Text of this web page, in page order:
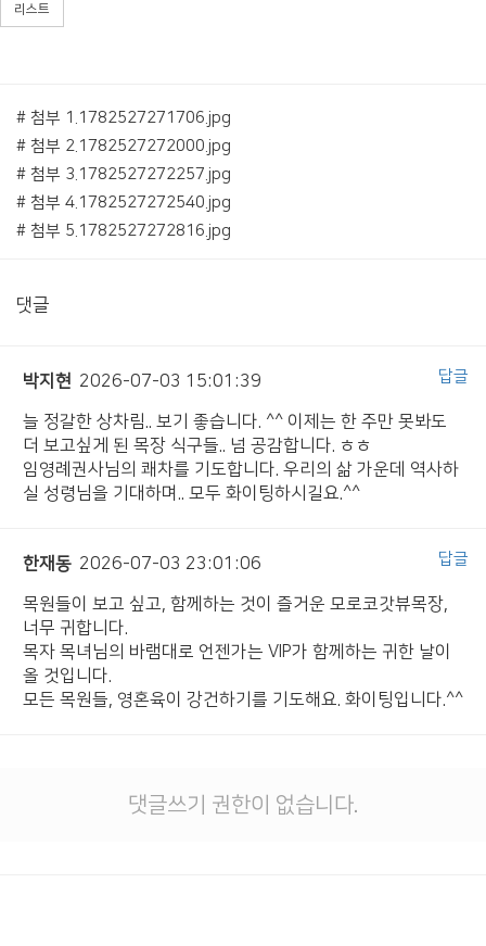
리스트
# 첨부 1.1782527271706.jpg
# 첨부 2.1782527272000.jpg
# 첨부 3.1782527272257.jpg
# 첨부 4.1782527272540.jpg
# 첨부 5.1782527272816.jpg
댓글
박지현 2026-07-03 15:01:39
늘 정갈한 상차림.. 보기 좋습니다. ^^ 이제는 한 주만 못봐도
더 보고싶게 된 목장 식구들.. 넘 공감합니다. ㅎㅎ
임영례권사님의 쾌차를 기도합니다. 우리의 삶 가운데 역사하
실 성령님을 기대하며.. 모두 화이팅하시길요.^^
답글
한재동 2026-07-03 23:01:06
목원들이 보고 싶고, 함께하는 것이 즐거운 모로코갓뷰목장,
너무 귀합니다.
목자 목녀님의 바램대로 언젠가는 VIP가 함께하는 귀한 날이
올 것입니다.
모든 목원들, 영혼육이 강건하기를 기도해요. 화이팅입니다.^^
답글
댓글쓰기 권한이 없습니다.